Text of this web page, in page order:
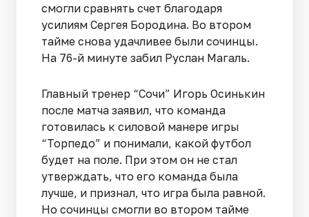
смогли сравнять счет благодаря
усилиям Сергея Бородина. Во втором
тайме снова удачливее были сочинцы.
На 76-й минуте забил Руслан Магаль.
Главный тренер “Сочи” Игорь Осинькин
после матча заявил, что команда
готовилась к силовой манере игры
“Торпедо” и понимали, какой футбол
будет на поле. При этом он не стал
утверждать, что его команда была
лучше, и признал, что игра была равной.
Но сочинцы смогли во втором тайме